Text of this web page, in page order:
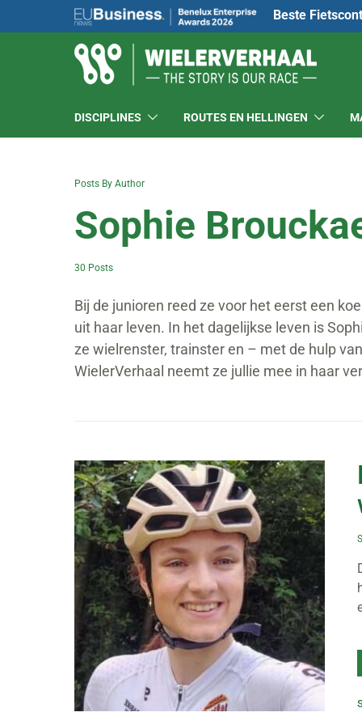
Beste
DISCIPLINES ROUTES EN HELLINGEN
Posts By Author
Sophie
30 Posts
Bij de junioren reed ze voor het eerst een
uit haar leven. In het dagelijkse leven is
ze wielrenster, trainster en – met de hulp
WielerVerhaal neemt ze jullie mee in haar